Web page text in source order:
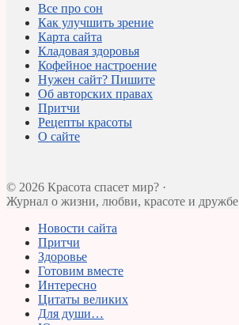
Все про сон
Как улучшить зрение
Карта сайта
Кладовая здоровья
Кофейное настроение
Нужен сайт? Пишите
Об авторских правах
Притчи
Рецепты красоты
О сайте
© 2026 Красота спасет мир? ·
Журнал о жизни, любви, красоте и дружбе
Новости сайта
Притчи
Здоровье
Готовим вместе
Интересно
Цитаты великих
Для души…